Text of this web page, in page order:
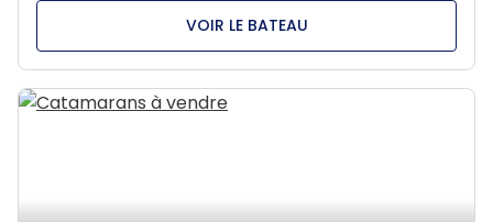
VOIR LE BATEAU